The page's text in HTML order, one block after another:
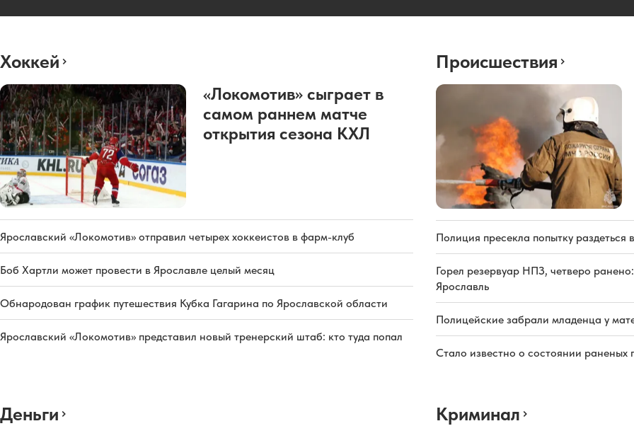
Хоккей
«Локомотив» сыграет в
самом раннем матче
открытия сезона КХЛ
Ярославский «Локомотив» отправил четырех хоккеистов в фарм-клуб
Боб Хартли может провести в Ярославле целый месяц
Обнародован график путешествия Кубка Гагарина по Ярославской области
Ярославский «Локомотив» представил новый тренерский штаб: кто туда попал
Происшествия
Полиция пресекла попытку раздеться
Горел резервуар НПЗ, четверо
Ярославль
Полицейские забрали младенца у
Стало известно о состоянии
Деньги Криминал